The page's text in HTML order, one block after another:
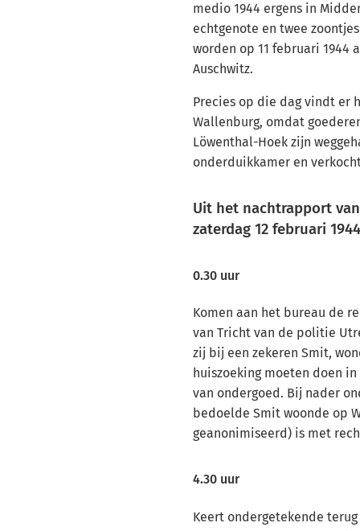
medio 1944 ergens in
echtgenote en twee
worden op 11 februari 1944
Auschwitz.
Precies op die dag vindt er
Wallenburg, omdat
Löwenthal-Hoek zijn
onderduikkamer en
Uit het nachtrapport
zaterdag 12 februari
0.30 uur
Komen aan het bureau de
van Tricht van de politie
zij bij een zekeren Smit,
huiszoeking moeten doen
van ondergoed. Bij nader
bedoelde Smit woonde op
geanonimiseerd) is met
4.30 uur
Keert ondergetekende